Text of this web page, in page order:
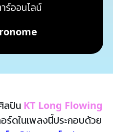
ร์ออนไลน์
ลปิน KT Long Flowing
ร์ดในเพลงนี้ประกอบด้วย